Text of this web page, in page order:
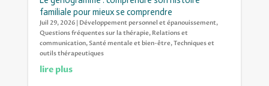
familiale pour mieux se comprendre
Juil 29, 2026| Développement personnel et épanouissement,
Questions fréquentes sur la thérapie, Relations et
communication,Santé mentale et bien-être,Techniques et
outils thérapeutiques
lire plus